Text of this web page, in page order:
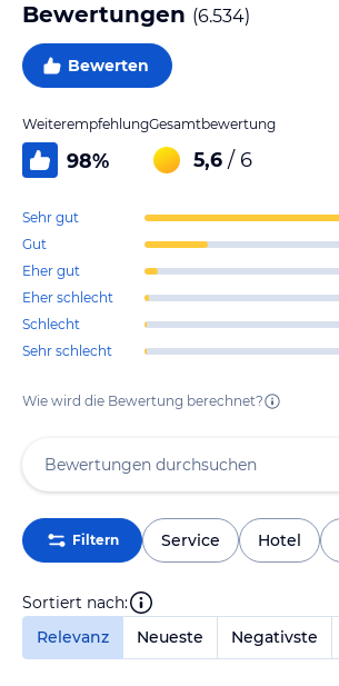
Bewertungen (6.534)
Bewerten
Weiterempfehlung
98%
Gesamtbewertung
5,6 / 6
Sehr gut
Gut
Eher gut
Eher schlecht
Schlecht
Sehr schlecht
Wie wird die Bewertung berechnet?
Filtern Service Hotel
Sortiert nach:
Relevanz
Neueste Negativste